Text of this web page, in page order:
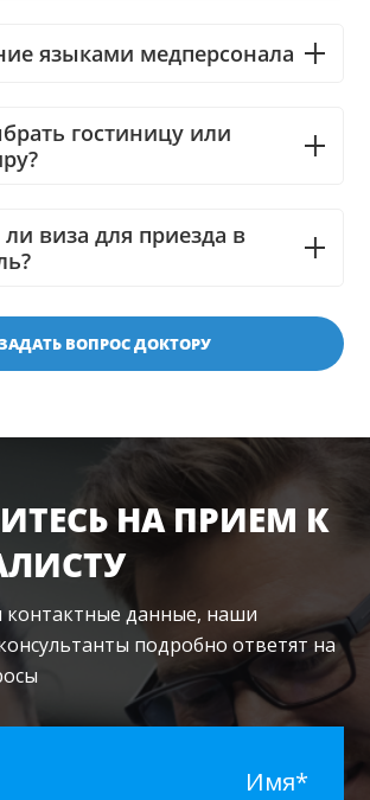
языками медперсонала
гостиницу или
виза для приезда в
ВОПРОС ДОКТОРУ
НА ПРИЕМ К
контактные данные, наши
подробно ответят на
Имя*